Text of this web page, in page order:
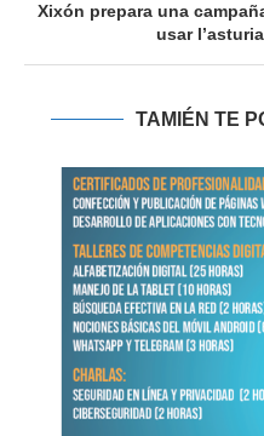
Xixón prepara una
usar
TAMIÉN TE